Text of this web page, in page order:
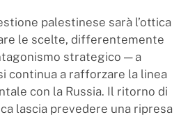
palestinese sarà l’ottica
le scelte, differentemente
strategico — a
continua a rafforzare la linea
con la Russia. Il ritorno di
lascia prevedere una ripresa